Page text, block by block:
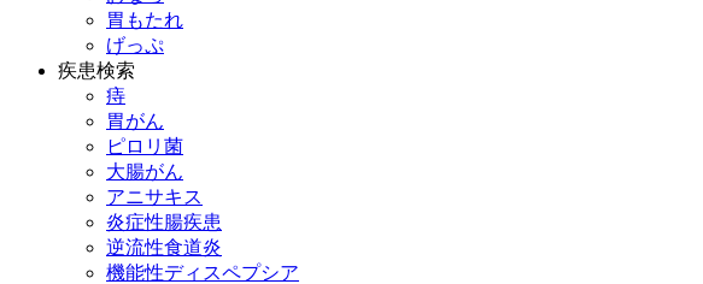
胃もたれ
げっぷ
疾患検索
痔
胃がん
ピロリ菌
大腸がん
アニサキス
炎症性腸疾患
逆流性食道炎
機能性ディスペプシア